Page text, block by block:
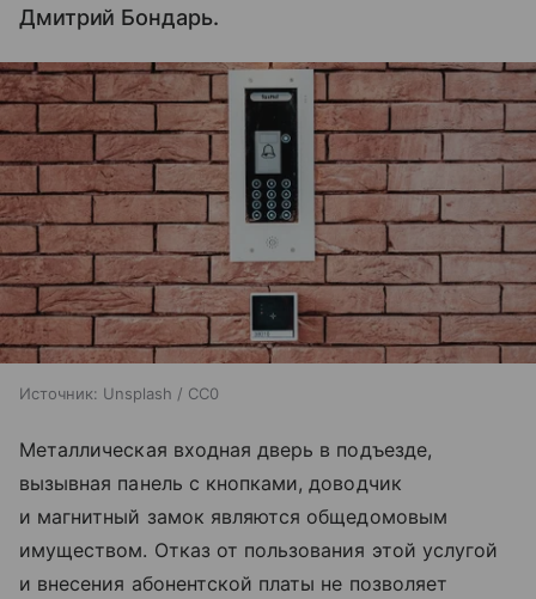
Дмитрий Бондарь.
Источник: Unsplash / CC0
Металлическая входная дверь в подъезде,
вызывная панель с кнопками, доводчик
и магнитный замок являются общедомовым
имуществом. Отказ от пользования этой услугой
и внесения абонентской платы не позволяет